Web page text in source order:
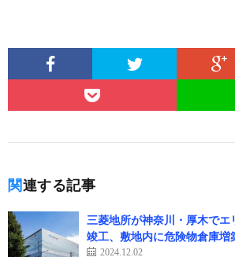
関連する記事
三菱地所が神奈川・厚木で
竣工、敷地内に危険物倉庫増
2024.12.02